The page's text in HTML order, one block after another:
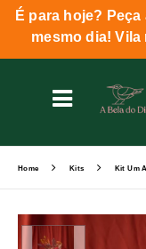
É para hoje?
mesmo dia! Vila
Home Kits Kit Um